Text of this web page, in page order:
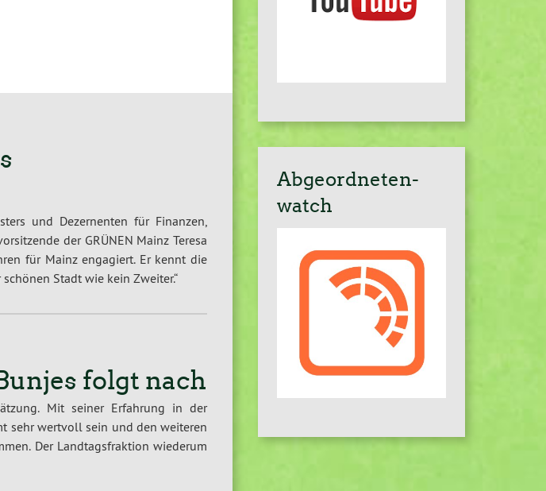
und Dezernenten für Finanzen,
der GRÜNEN Mainz Teresa
für Mainz engagiert. Er kennt die
Stadt wie kein Zweiter.“
folgt nach
Mit seiner Erfahrung in der
sehr wertvoll sein und den weiteren
Der Landtagsfraktion wiederum
Abgeordneten-
watch